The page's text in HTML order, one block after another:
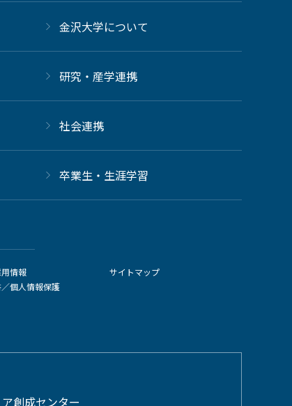
金沢大学について
研究・産学連携
社会連携
卒業生・生涯学習
情報
個人情報保護
サイトマップ
創成センター